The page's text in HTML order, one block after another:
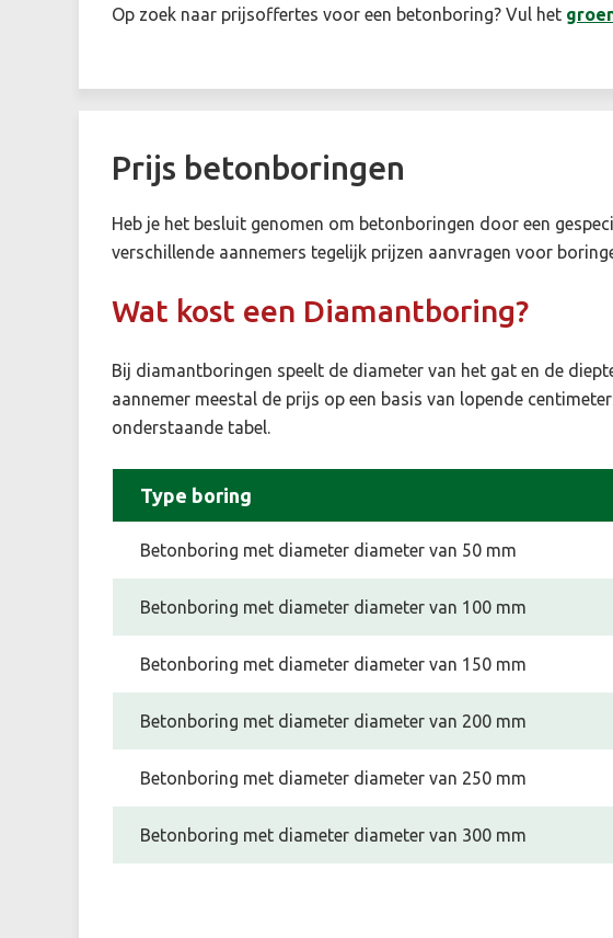
Op zoek naar prijsoffertes voor een betonboring? Vul het
Prijs betonboringen
Heb je het besluit genomen om betonboringen door een
verschillende aannemers tegelijk prijzen aanvragen voor
Wat kost een Diamantboring?
Bij diamantboringen speelt de diameter van het gat en de
aannemer meestal de prijs op een basis van lopende
onderstaande tabel.
Type boring
Betonboring met diameter diameter van 50 mm
Betonboring met diameter diameter van 100 mm
Betonboring met diameter diameter van 150 mm
Betonboring met diameter diameter van 200 mm
Betonboring met diameter diameter van 250 mm
Betonboring met diameter diameter van 300 mm